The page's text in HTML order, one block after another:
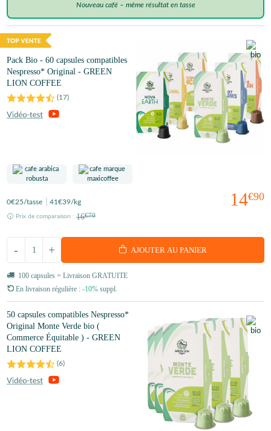
Nouveau café – même résultat en tasse
Pack Bio - 60 capsules compatibles
Nespresso* Original - GREEN
LION COFFEE
(17)
14€90
0€25/tasse 41 €39/kg
Prix de comparaison : 16€70
+
- AJOUTER AU PANIER
100 capsules = Livraison GRATUITE
En livraison régulière : -10% suppl.
50 capsules compatibles Nespresso*
Original Monte Verde bio (
Commerce Équitable ) - GREEN
LION COFFEE
(6)